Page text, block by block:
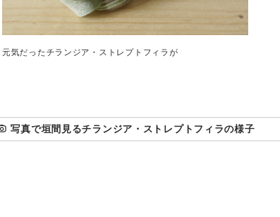
元気だったチランジア・ストレプトフィラが
写真で垣間見るチランジア・ストレプトフィラの様子